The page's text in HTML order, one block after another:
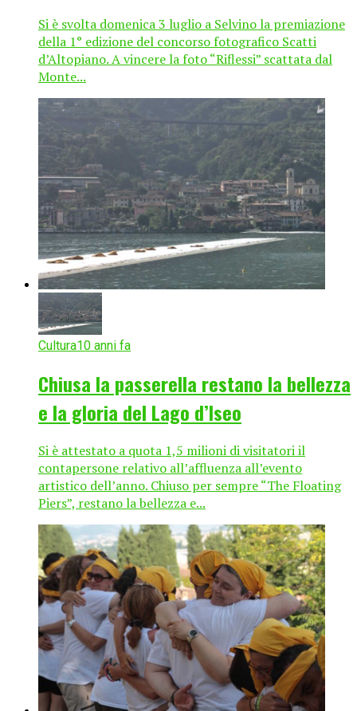
Si è svolta domenica 3 luglio a Selvino la premiazione
della 1° edizione del concorso fotografico Scatti
d’Altopiano. A vincere la foto “Riflessi” scattata dal
Monte...
Cultura10 anni fa
Chiusa la passerella restano la bellezza
e la gloria del Lago d’Iseo
Si è attestato a quota 1,5 milioni di visitatori il
contapersone relativo all’affluenza all’evento
artistico dell’anno. Chiuso per sempre “The Floating
Piers”, restano la bellezza e...